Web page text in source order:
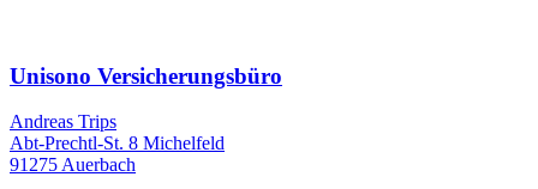
Unisono Versicherungsbüro
Andreas Trips
Abt-Prechtl-St. 8 Michelfeld
91275 Auerbach